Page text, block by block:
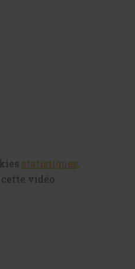
statistiques,
vidéo.